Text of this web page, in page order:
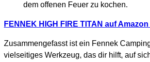
dem offenen Feuer zu kochen.
FENNEK HIGH FIRE TITAN auf
Zusammengefasst ist ein Fennek
vielseitiges Werkzeug, das dir hilft, auf